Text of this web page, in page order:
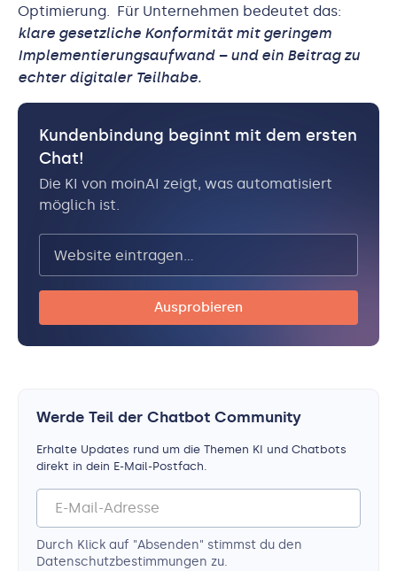
Optimierung. Für Unternehmen bedeutet das:
klare gesetzliche Konformität mit geringem
Implementierungsaufwand – und ein Beitrag zu
echter digitaler Teilhabe.
Kundenbindung beginnt mit dem ersten
Chat!
Die KI von moinAI zeigt, was automatisiert
möglich ist.
Werde Teil der Chatbot Community
Erhalte Updates rund um die Themen KI und Chatbots
direkt in dein E-Mail-Postfach.
Durch Klick auf "Absenden" stimmst du den
Datenschutz­bestimmungen zu.